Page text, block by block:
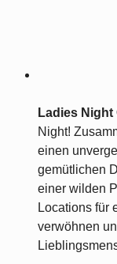
Ladies Night
Night!
einen
gemütlichen
einer wilden
Locations für
verwöhnen